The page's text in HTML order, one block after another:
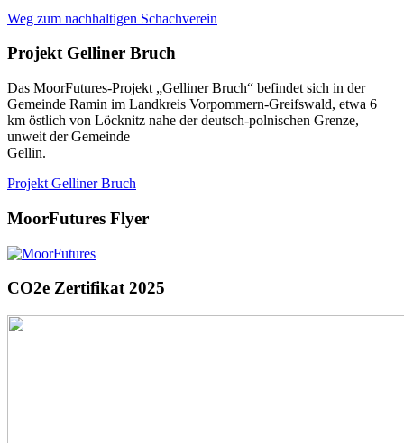
Weg zum nachhaltigen Schachverein
Projekt Gelliner Bruch
Das MoorFutures‐Projekt „Gelliner Bruch“ befindet sich in der
Gemeinde Ramin im Landkreis Vorpommern‐Greifswald, etwa 6
km östlich von Löcknitz nahe der deutsch‐polnischen Grenze,
unweit der Gemeinde
Gellin.
Projekt Gelliner Bruch
MoorFutures Flyer
CO2e Zertifikat 2025